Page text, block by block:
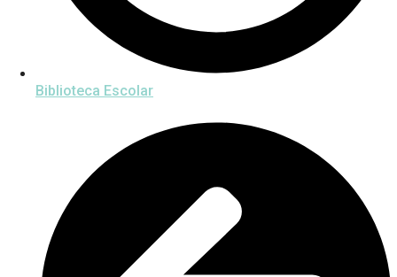
Biblioteca Escolar